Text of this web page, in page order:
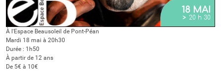
18 MAI
> 20 h 30
À l'Espace Beausoleil de Pont-Péan
Mardi 18 mai à 20h30
Durée : 1h50
À partir de 12 ans
De 5€ à 10€